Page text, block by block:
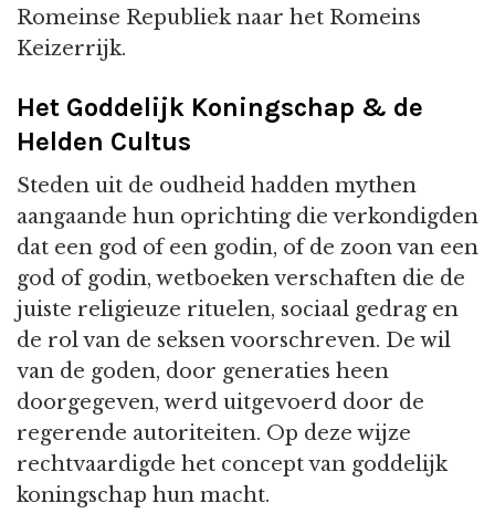
Romeinse Republiek naar het Romeins
Keizerrijk.
Het Goddelijk Koningschap & de
Helden Cultus
Steden uit de oudheid hadden mythen
aangaande hun oprichting die verkondigden
dat een god of een godin, of de zoon van een
god of godin, wetboeken verschaften die de
juiste religieuze rituelen, sociaal gedrag en
de rol van de seksen voorschreven. De wil
van de goden, door generaties heen
doorgegeven, werd uitgevoerd door de
regerende autoriteiten. Op deze wijze
rechtvaardigde het concept van goddelijk
koningschap hun macht.